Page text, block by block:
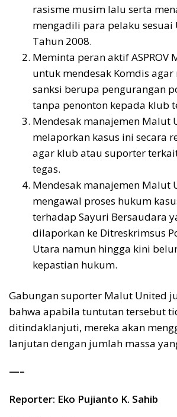
rasisme musim lalu serta
mengadili para pelaku sesuai
Tahun 2008.
Meminta peran aktif ASPROV
untuk mendesak Komdis
sanksi berupa pengurangan
tanpa penonton kepada klub
Mendesak manajemen Malut
melaporkan kasus ini secara
agar klub atau suporter
tegas.
Mendesak manajemen Malut
mengawal proses hukum
terhadap Sayuri Bersaudara
dilaporkan ke Ditreskrimsus
Utara namun hingga kini
kepastian hukum.
Gabungan suporter Malut United
bahwa apabila tuntutan tersebut
ditindaklanjuti, mereka akan
lanjutan dengan jumlah massa
—–
Reporter: Eko Pujianto K. Sahib